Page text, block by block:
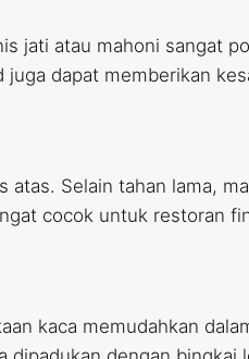
jati atau mahoni sangat
dapat memberikan
Selain tahan lama,
cocok untuk restoran
kaca memudahkan